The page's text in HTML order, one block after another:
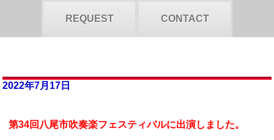
REQUEST CONTACT
2022年7月17日
第34回八尾市吹奏楽フェスティバルに出演しました。